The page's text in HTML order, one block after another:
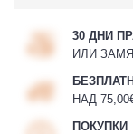
30 ДНИ
ИЛИ
НАД
ПОКУПКИ